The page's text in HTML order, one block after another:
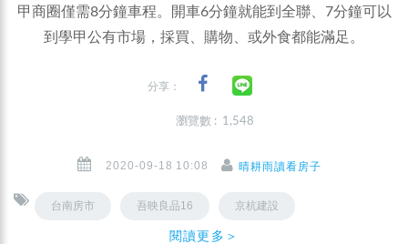
甲商圈僅需8分鐘車程。開車6分鐘就能到全聯、7分鐘可以
到學甲公有市場，採買、購物、或外食都能滿足。
分享：
瀏覽數 : 1,548
2020-09-18 10:08 晴耕雨讀看房子
台南房市 吾映良品16 京杭建設
閱讀更多＞